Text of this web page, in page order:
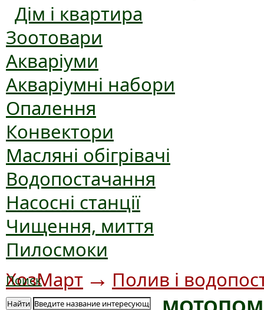
Дім і квартира
Зоотовари
Акваріуми
Акваріумні набори
Опалення
Конвектори
Масляні обігрівачі
Водопостачання
Насосні станції
Чищення, миття
Пилосмоки
Поиск
Найти
ХозМарт → Полив і